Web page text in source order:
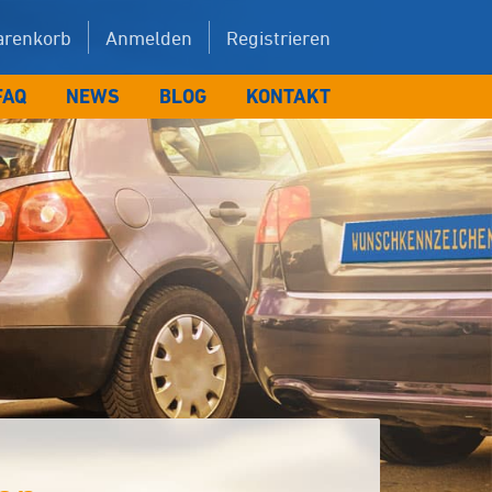
Anmelden Registrieren
NEWS BLOG KONTAKT